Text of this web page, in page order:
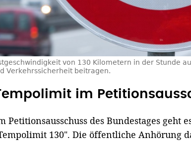
von 130 Kilometern in der Stunde
Verkehrssicherheit beitragen.
im
Petitionsausschuss des Bundestages geht
130". Die öffentliche Anhörung